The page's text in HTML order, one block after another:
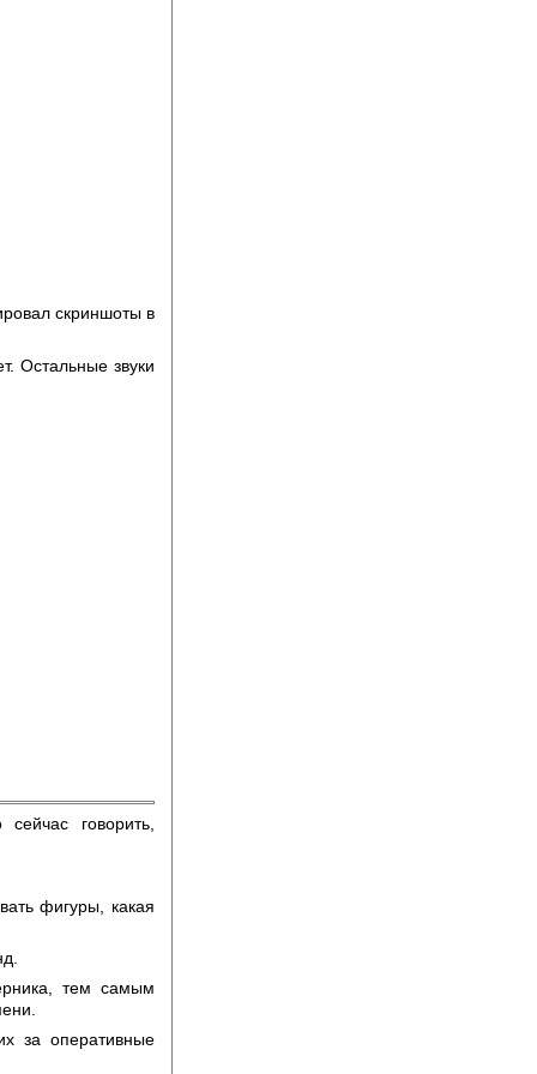
скриншоты в
Остальные звуки
говорить,
фигуры, какая
тем самым
за оперативные